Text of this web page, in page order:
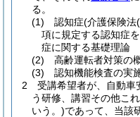
る。
(1)
認知症(介護保険法
項に規定する認知症
症に関する基礎理論
(2)
高齢運転者対策の
(3)
認知機能検査の
2
受講希望者が、自動車
う研修、講習その他こ
いう。)であって、当該